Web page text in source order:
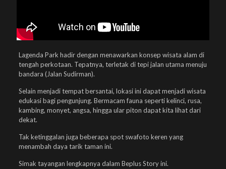
Lagenda Park hadir dengan menawarkan konsep wisata alam di
tengah perkotaan. Tepatnya, terletak di tepi jalan utama menuju
bandara (Jalan Sudirman).
Selain menjadi tempat bersantai, lokasi ini dapat menjadi wisata
edukasi bagi pengunjung. Bermacam fauna seperti kelinci, rusa,
kambing, monyet, angsa, hingga ular piton dapat kita lihat dari
dekat.
Tak ketinggalan juga beberapa spot swafoto keren yang
menambah daya tarik taman ini.
Simak tayangan lengkapnya dalam Beplus Story ini.